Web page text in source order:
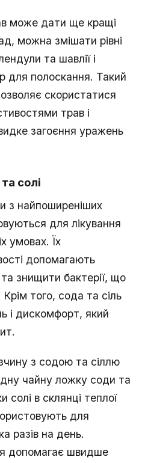
може дати ще кращі
можна змішати рівні
та шавлії і
для полоскання. Такий
скористатися
трав і
загоєння уражень
солі
з найпоширеніших
для лікування
умовах. Їх
допомагають
знищити бактерії, що
того, сода та сіль
і дискомфорт, який
з содою та сіллю
чайну ложку соди та
солі в склянці теплої
для
разів на день.
допомагає швидше